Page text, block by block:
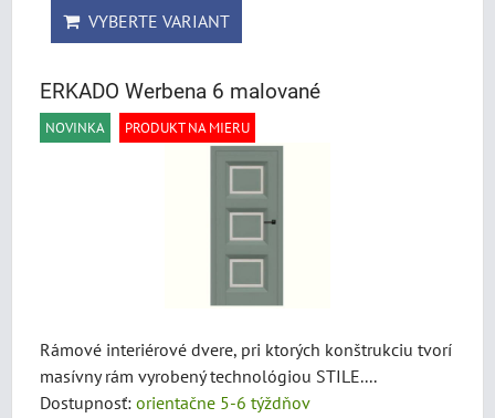
VYBERTE VARIANT
ERKADO Werbena 6 malované
NOVINKA PRODUKT NA MIERU
Rámové interiérové dvere, pri ktorých konštrukciu tvorí
masívny rám vyrobený technológiou STILE....
Dostupnosť: orientačne 5-6 týždňov